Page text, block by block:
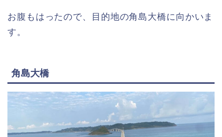
お腹もはったので、目的地の角島大橋に向かいま
す。
角島大橋